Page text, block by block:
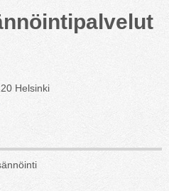
Helsinki